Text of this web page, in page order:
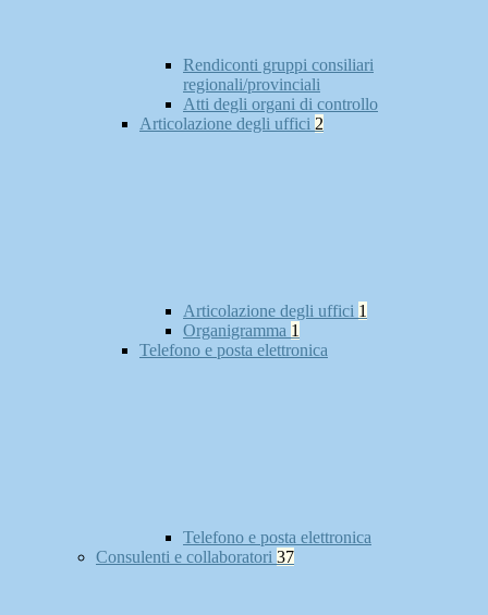
Rendiconti gruppi consiliari
regionali/provinciali
Atti degli organi di controllo
Articolazione degli uffici 2
Articolazione degli uffici 1
Organigramma 1
Telefono e posta elettronica
Telefono e posta elettronica
Consulenti e collaboratori 37